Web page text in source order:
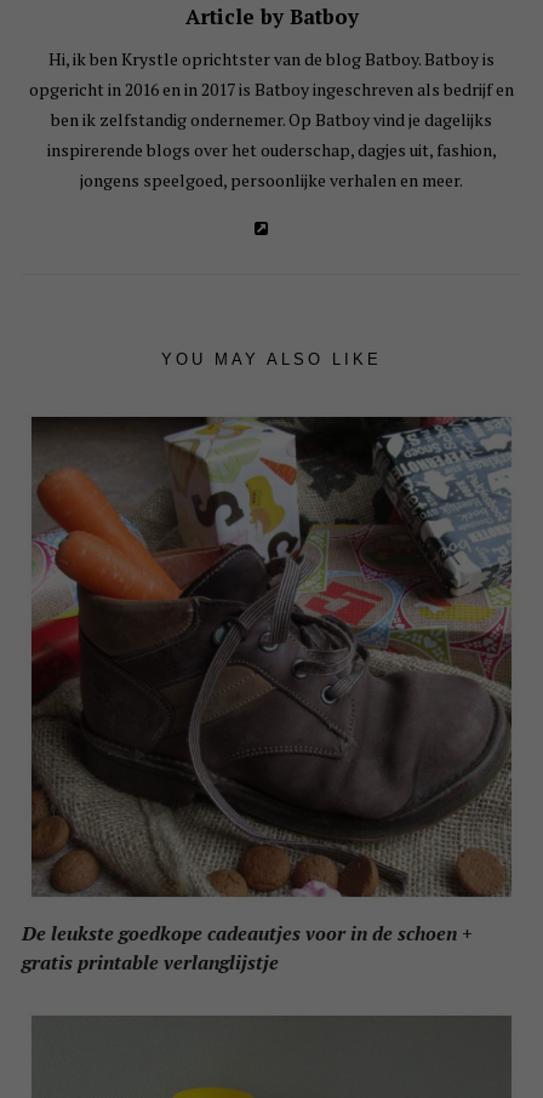
Article by Batboy
Hi, ik ben Krystle oprichtster van de blog Batboy. Batboy is
opgericht in 2016 en in 2017 is Batboy ingeschreven als bedrijf en
ben ik zelfstandig ondernemer. Op Batboy vind je dagelijks
inspirerende blogs over het ouderschap, dagjes uit, fashion,
jongens speelgoed, persoonlijke verhalen en meer.
YOU MAY ALSO LIKE
De leukste goedkope cadeautjes voor in de schoen +
gratis printable verlanglijstje